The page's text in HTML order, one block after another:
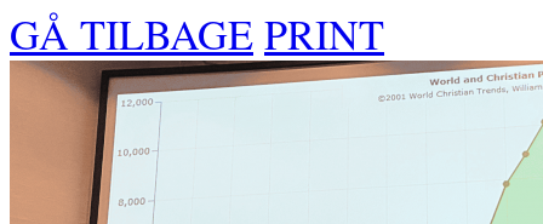
GÅ TILBAGEPRINT